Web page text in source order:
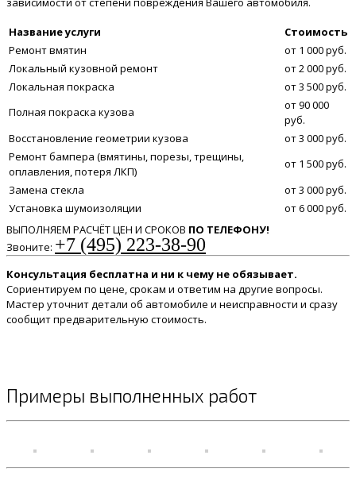
Название услуги
Стоимость
Ремонт вмятин
от 1 000 руб.
Локальный кузовной ремонт
от 2 000 руб.
Локальная покраска
от 3 500 руб.
Полная покраска кузова
от 90 000
руб.
Восстановление геометрии кузова
от 3 000 руб.
Ремонт бампера (вмятины, порезы, трещины,
оплавления, потеря ЛКП)
от 1 500 руб.
Замена стекла
от 3 000 руб.
Установка шумоизоляции
от 6 000 руб.
ВЫПОЛНЯЕМ РАСЧЁТ ЦЕН И СРОКОВ ПО ТЕЛЕФОНУ!
Звоните: +7 (495) 223-38-90
Консультация бесплатна и ни к чему не обязывает.
Сориентируем по цене, срокам и ответим на другие вопросы.
Мастер уточнит детали об автомобиле и неисправности и сразу
сообщит предварительную стоимость.
Примеры выполненных работ